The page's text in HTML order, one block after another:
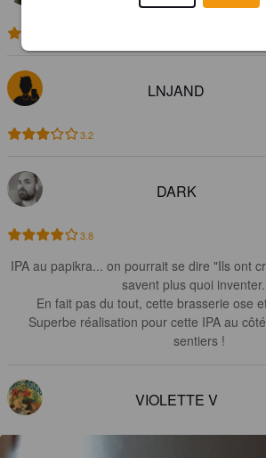
LNJAND
3.2
DARK
3.8
IPA au papikra... on pourrait se dire "Ils ont
savent plus quoi
En fait pas du tout, cette brasserie ose
Superbe réalisation pour cette IPA au
sentiers !
VIOLETTE V